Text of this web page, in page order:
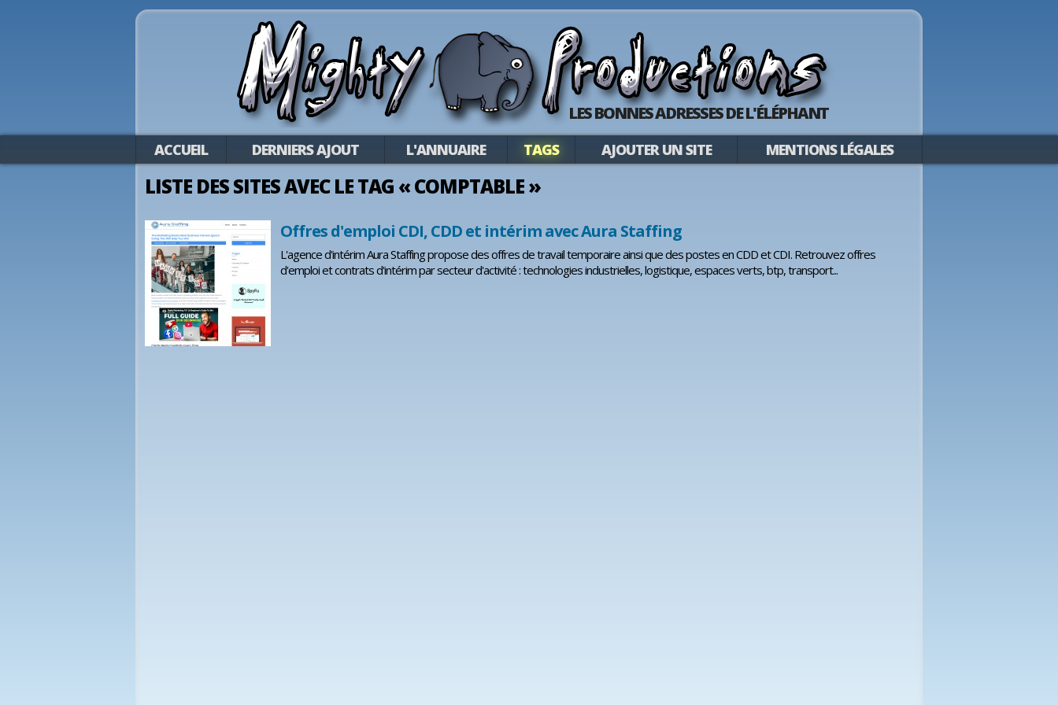
LES BONNES ADRESSES DE L'ÉLÉPHANT
ACCUEIL DERNIERS AJOUT L'ANNUAIRE TAGS AJOUTER UN SITE MENTIONS LÉGALES
LISTE DES SITES AVEC LE TAG « COMPTABLE »
Offres d'emploi CDI, CDD et intérim avec Aura Staffing
L'agence d'intérim Aura Staffing propose des offres de travail temporaire ainsi que des postes en CDD et CDI. Retrouvez offres
d'emploi et contrats d'intérim par secteur d'activité : technologies industrielles, logistique, espaces verts, btp, transport...